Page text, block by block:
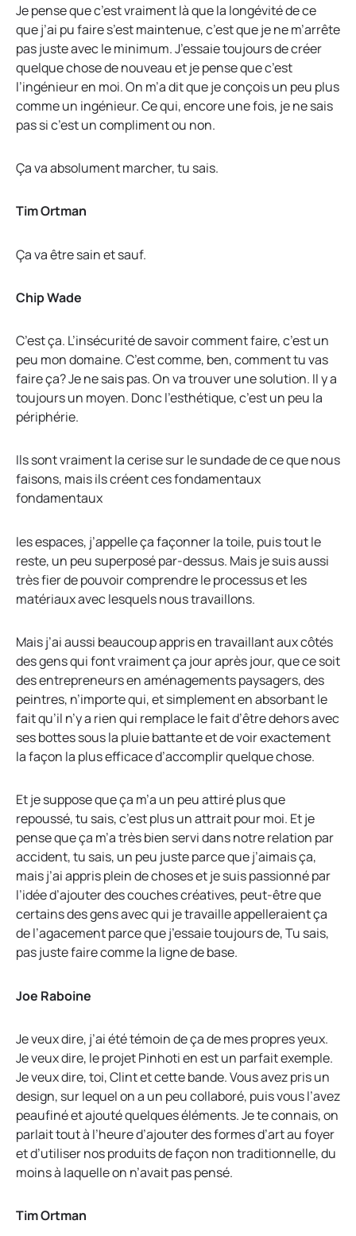
Je pense que c’est vraiment là que la longévité de ce
que j’ai pu faire s’est maintenue, c’est que je ne m’arrête
pas juste avec le minimum. J’essaie toujours de créer
quelque chose de nouveau et je pense que c’est
l’ingénieur en moi. On m’a dit que je conçois un peu plus
comme un ingénieur. Ce qui, encore une fois, je ne sais
pas si c’est un compliment ou non.
Ça va absolument marcher, tu sais.
Tim Ortman
Ça va être sain et sauf.
Chip Wade
C’est ça. L’insécurité de savoir comment faire, c’est un
peu mon domaine. C’est comme, ben, comment tu vas
faire ça? Je ne sais pas. On va trouver une solution. Il y a
toujours un moyen. Donc l’esthétique, c’est un peu la
périphérie.
Ils sont vraiment la cerise sur le sundade de ce que nous
faisons, mais ils créent ces fondamentaux
fondamentaux
les espaces, j’appelle ça façonner la toile, puis tout le
reste, un peu superposé par-dessus. Mais je suis aussi
très fier de pouvoir comprendre le processus et les
matériaux avec lesquels nous travaillons.
Mais j’ai aussi beaucoup appris en travaillant aux côtés
des gens qui font vraiment ça jour après jour, que ce soit
des entrepreneurs en aménagements paysagers, des
peintres, n’importe qui, et simplement en absorbant le
fait qu’il n’y a rien qui remplace le fait d’être dehors avec
ses bottes sous la pluie battante et de voir exactement
la façon la plus efficace d’accomplir quelque chose.
Et je suppose que ça m’a un peu attiré plus que
repoussé, tu sais, c’est plus un attrait pour moi. Et je
pense que ça m’a très bien servi dans notre relation par
accident, tu sais, un peu juste parce que j’aimais ça,
mais j’ai appris plein de choses et je suis passionné par
l’idée d’ajouter des couches créatives, peut-être que
certains des gens avec qui je travaille appelleraient ça
de l’agacement parce que j’essaie toujours de, Tu sais,
pas juste faire comme la ligne de base.
Joe Raboine
Je veux dire, j’ai été témoin de ça de mes propres yeux.
Je veux dire, le projet Pinhoti en est un parfait exemple.
Je veux dire, toi, Clint et cette bande. Vous avez pris un
design, sur lequel on a un peu collaboré, puis vous l’avez
peaufiné et ajouté quelques éléments. Je te connais, on
parlait tout à l’heure d’ajouter des formes d’art au foyer
et d’utiliser nos produits de façon non traditionnelle, du
moins à laquelle on n’avait pas pensé.
Tim Ortman